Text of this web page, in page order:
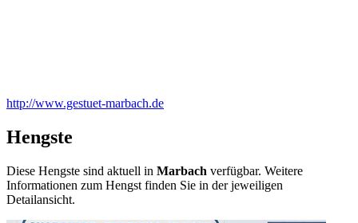
http://www.gestuet-marbach.de
⇧
Hengste
Diese Hengste sind aktuell in Marbach verfügbar. Weitere
Informationen zum Hengst finden Sie in der jeweiligen
Detailansicht.